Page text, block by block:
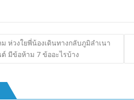
m
bl
r
k
e
dI
n
p
y
Li
n
ar
e
ห่วงใยพี่น้องเดินทางกลับภูมิลำเนา
มีข้อห้าม 7 ข้ออะไรบ้าง